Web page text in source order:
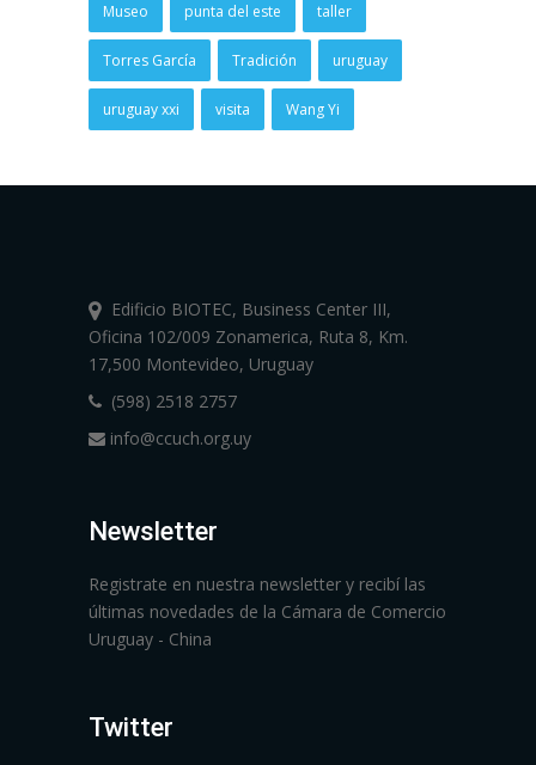
Museo punta del este taller
Torres García Tradición uruguay
uruguay xxi visita Wang Yi
Edificio BIOTEC, Business Center III,
Oficina 102/009 Zonamerica, Ruta 8, Km.
17,500 Montevideo, Uruguay
(598) 2518 2757
info@ccuch.org.uy
Newsletter
Registrate en nuestra newsletter y recibí las
últimas novedades de la Cámara de Comercio
Uruguay - China
Twitter